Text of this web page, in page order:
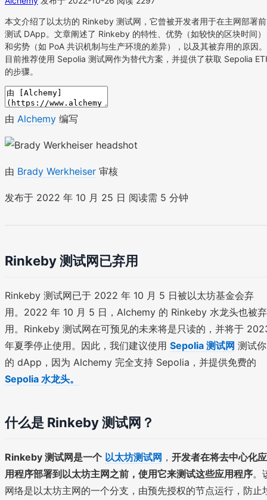
本文介绍了以太坊的 Rinkeby 测试网，它曾被开发者用于在主网部署前
测试 DApp。文章阐述了 Rinkeby 的特性、优势（如较快的区块时间）
和劣势（如 PoA 共识机制与生产环境的差异），以及其被弃用的原因。
目前推荐使用 Sepolia 测试网作为替代方案，并提供了获取 Sepolia
的步骤。
由 Alchemy 编写
由 Brady Werkheiser 审核
发布于 2022 年 10 月 25 日 阅读需 5 分钟
Rinkeby 测试网已弃用
Rinkeby 测试网已于 2022 年 10 月 5 日被以太坊基金会弃
用。2022 年 10 月 5 日，Alchemy 的 Rinkeby 水龙头也被弃
用。Rinkeby 测试网在可预见的未来将是只读的，并将于
年夏季停止使用。因此，我们建议使用 Sepolia 测试网 测试你
的 dApp，因为 Alchemy 完全支持 Sepolia，并提供免费的
Sepolia 水龙头。
什么是 Rinkeby 测试网？
Rinkeby 测试网是一个 以太坊测试网 ， 开发者在将去中心化应
用程序部署到以太坊主网之前，使用它来测试这些应用程序。
网络是以太坊主网的一个分支，由预先授权的节点运行，防止